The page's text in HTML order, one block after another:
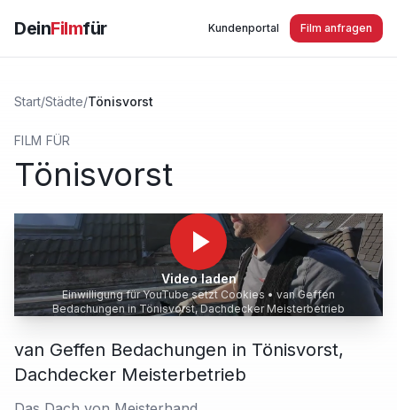
DeinFilmfür Kundenportal Film anfragen
Start/Städte/Tönisvorst
FILM FÜR
Tönisvorst
Video laden
Einwilligung für YouTube setzt Cookies •van Geffen
Bedachungen in Tönisvorst, Dachdecker Meisterbetrieb
van Geffen Bedachungen in Tönisvorst,
Dachdecker Meisterbetrieb